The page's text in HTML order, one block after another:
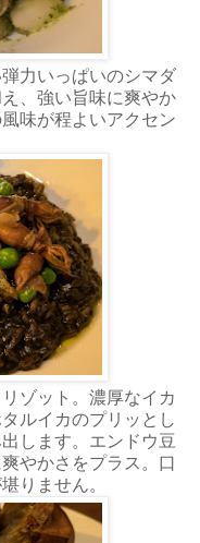
力いっぱいのシマダ
、強い旨味に爽やか
味が程よいアクセン
ゾット。濃厚なイカ
ルイカのプリッとし
します。エンドウ豆
やかさをプラス。口
りません。